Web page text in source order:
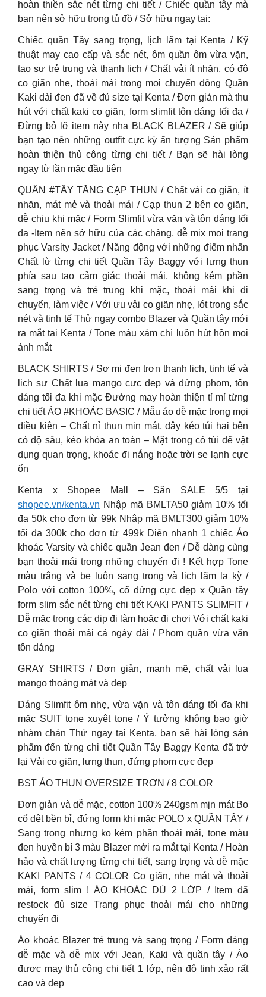
hoàn thiền sắc nét từng chi tiết / Chiếc quần tây mà
bạn nên sở hữu trong tủ đồ / Sở hữu ngay tại:
Chiếc quần Tây sang trọng, lịch lãm tại Kenta / Kỹ
thuật may cao cấp và sắc nét, ôm quần ôm vừa vặn,
tạo sự trẻ trung và thanh lịch / Chất vải ít nhăn, có độ
co giãn nhẹ, thoải mái trong mọi chuyển động Quần
Kaki dài đen đã về đủ size tại Kenta / Đơn giản mà thu
hút với chất kaki co giãn, form slimfit tôn dáng tối đa /
Đừng bỏ lỡ item này nha BLACK BLAZER / Sẽ giúp
bạn tạo nên những outfit cực kỳ ấn tượng Sản phẩm
hoàn thiện thủ công từng chi tiết / Bạn sẽ hài lòng
ngay từ lần mặc đầu tiên
QUẦN #TÂY TĂNG CẠP THUN / Chất vải co giãn, ít
nhăn, mát mẻ và thoải mái / Cạp thun 2 bên co giãn,
dễ chịu khi mặc / Form Slimfit vừa vặn và tôn dáng tối
đa -Item nên sở hữu của các chàng, dễ mix mọi trang
phục Varsity Jacket / Năng động với những điểm nhấn
Chất lừ từng chi tiết Quần Tây Baggy với lưng thun
phía sau tạo cảm giác thoải mái, không kém phần
sang trọng và trẻ trung khi mặc, thoải mái khi di
chuyển, làm việc / Với ưu vải co giãn nhẹ, lót trong sắc
nét và tinh tế Thử ngay combo Blazer và Quần tây mới
ra mắt tại Kenta / Tone màu xám chì luôn hút hồn mọi
ánh mắt
BLACK SHIRTS / Sơ mi đen trơn thanh lịch, tinh tế và
lịch sự Chất lụa mango cực đẹp và đứng phom, tôn
dáng tối đa khi mặc Đường may hoàn thiện tỉ mỉ từng
chi tiết ÁO #KHOÁC BASIC / Mẫu áo dễ mặc trong mọi
điều kiện – Chất nỉ thun mịn mát, dây kéo túi hai bên
có độ sâu, kéo khóa an toàn – Mặt trong có túi để vật
dụng quan trọng, khoác đi nắng hoặc trời se lạnh cực
ổn
Kenta x Shopee Mall – Săn SALE 5/5 tại
shopee.vn/kenta.vn Nhập mã BMLTA50 giảm 10% tối
đa 50k cho đơn từ 99k Nhập mã BMLT300 giảm 10%
tối đa 300k cho đơn từ 499k Diện nhanh 1 chiếc Áo
khoác Varsity và chiếc quần Jean đen / Dễ dàng cùng
bạn thoải mái trong những chuyến đi ! Kết hợp Tone
màu trắng và be luôn sang trọng và lịch lãm lạ kỳ /
Polo với cotton 100%, cổ đứng cực đẹp x Quần tây
form slim sắc nét từng chi tiết KAKI PANTS SLIMFIT /
Dễ mặc trong các dịp đi làm hoặc đi chơi Với chất kaki
co giãn thoải mái cả ngày dài / Phom quần vừa vặn
tôn dáng
GRAY SHIRTS / Đơn giản, mạnh mẽ, chất vải lụa
mango thoáng mát và đẹp
Dáng Slimfit ôm nhẹ, vừa vặn và tôn dáng tối đa khi
mặc SUIT tone xuyệt tone / Ý tưởng không bao giờ
nhàm chán Thử ngay tại Kenta, bạn sẽ hài lòng sản
phẩm đến từng chi tiết Quần Tây Baggy Kenta đã trở
lại Vải co giãn, lưng thun, đứng phom cực đẹp
BST ÁO THUN OVERSIZE TRƠN / 8 COLOR
Đơn giản và dễ mặc, cotton 100% 240gsm mịn mát Bo
cổ dệt bền bỉ, đứng form khi mặc POLO x QUẦN TÂY /
Sang trọng nhưng ko kém phần thoải mái, tone màu
đen huyền bí 3 màu Blazer mới ra mắt tại Kenta / Hoàn
hảo và chất lượng từng chi tiết, sang trọng và dễ mặc
KAKI PANTS / 4 COLOR Co giãn, nhẹ mát và thoải
mái, form slim ! ÁO KHOÁC DÙ 2 LỚP / Item đã
restock đủ size Trang phục thoải mái cho những
chuyến đi
Áo khoác Blazer trẻ trung và sang trọng / Form dáng
dễ mặc và dễ mix với Jean, Kaki và quần tây / Áo
được may thủ công chi tiết 1 lớp, nên độ tinh xảo rất
cao và đẹp